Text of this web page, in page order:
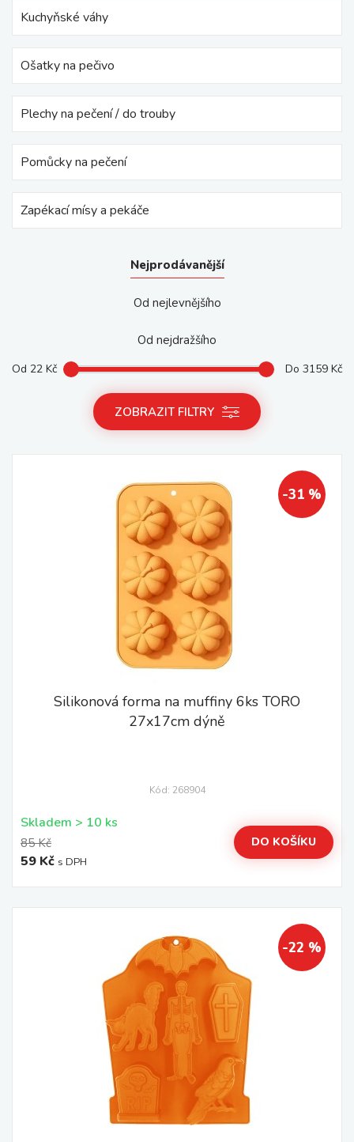
Kuchyňské váhy
Ošatky na pečivo
Plechy na pečení / do trouby
Pomůcky na pečení
Zapékací mísy a pekáče
Nejprodávanější
Od nejlevnějšího
Od nejdražšího
Od 22 Kč Do 3159 Kč
ZOBRAZIT FILTRY
-31 %
Silikonová forma na muffiny 6ks TORO
27x17cm dýně
Kód: 268904
Skladem > 10 ks
85 Kč
59 Kč s DPH
DO KOŠÍKU
-22 %